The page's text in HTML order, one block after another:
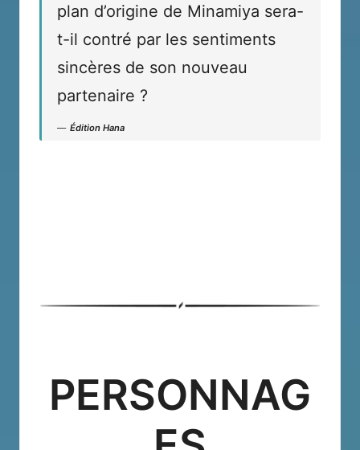
plan d’origine de Minamiya sera-
t-il contré par les sentiments
sincères de son nouveau
partenaire ?
Édition Hana
PERSONNAG